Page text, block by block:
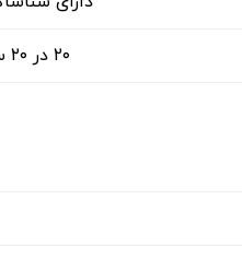
۲۰ در ۲۰ سانتی‌متر (قابل برش به ابعاد کوچک‌تر)